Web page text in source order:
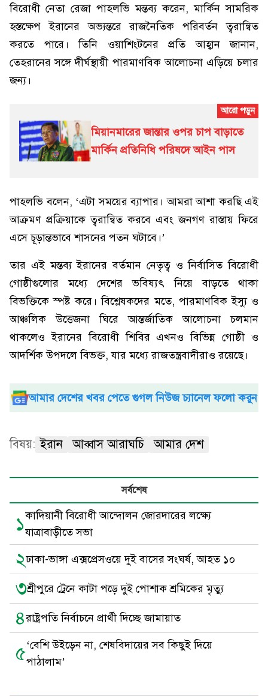
বিরোধী নেতা রেজা পাহলভি মন্তব্য করেন, মার্কিন সামরিক
হস্তক্ষেপ ইরানের অভ্যন্তরে রাজনৈতিক পরিবর্তন ত্বরান্বিত
করতে পারে। তিনি ওয়াশিংটনের প্রতি আহ্বান জানান,
তেহরানের সঙ্গে দীর্ঘস্থায়ী পারমাণবিক আলোচনা এড়িয়ে চলার
জন্য।
মিয়ানমারের জান্তার ওপর চাপ বাড়াতে
মার্কিন প্রতিনিধি পরিষদে আইন পাস
পাহলভি বলেন, ‘এটা সময়ের ব্যাপার। আমরা আশা করছি এই
আক্রমণ প্রক্রিয়াকে ত্বরান্বিত করবে এবং জনগণ রাস্তায় ফিরে
এসে চূড়ান্তভাবে শাসনের পতন ঘটাবে।’
তার এই মন্তব্য ইরানের বর্তমান নেতৃত্ব ও নির্বাসিত বিরোধী
গোষ্ঠীগুলোর মধ্যে দেশের ভবিষ্যৎ নিয়ে বাড়তে থাকা
বিভক্তিকে স্পষ্ট করে। বিশ্লেষকদের মতে, পারমাণবিক ইস্যু ও
আঞ্চলিক উত্তেজনা ঘিরে আন্তর্জাতিক আলোচনা চলমান
থাকলেও ইরানের বিরোধী শিবির এখনও বিভিন্ন গোষ্ঠী ও
আদর্শিক উপদলে বিভক্ত, যার মধ্যে রাজতন্ত্রবাদীরাও রয়েছে।
আমার দেশের খবর পেতে গুগল নিউজ চ্যানেল ফলো করুন
বিষয়: ইরান আব্বাস আরাঘচি আমার দেশ
সর্বশেষ
১কাদিয়ানী বিরোধী আন্দোলন জোরদারের লক্ষ্যে
যাত্রাবাড়ীতে সভা
২ঢাকা-ভাঙ্গা এক্সপ্রেসওয়ে দুই বাসের সংঘর্ষ, আহত ১০
৩শ্রীপুরে ট্রেনে কাটা পড়ে দুই পোশাক শ্রমিকের মৃত্যু
৪রাষ্ট্রপতি নির্বাচনে প্রার্থী দিচ্ছে জামায়াত
৫‘বেশি উইড়েন না, শেষবিদায়ের সব কিছুই দিয়ে
পাঠালাম’